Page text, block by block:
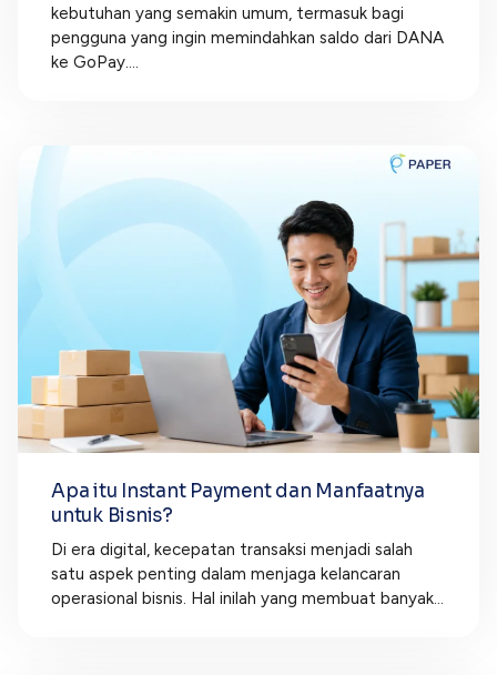
kebutuhan yang semakin umum, termasuk bagi
pengguna yang ingin memindahkan saldo dari DANA
ke GoPay....
Apa itu Instant Payment dan Manfaatnya
untuk Bisnis?
Di era digital, kecepatan transaksi menjadi salah
satu aspek penting dalam menjaga kelancaran
operasional bisnis. Hal inilah yang membuat banyak...